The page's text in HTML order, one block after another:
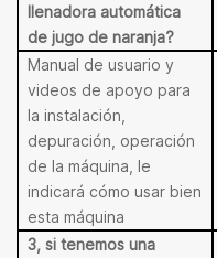
llenadora automática
de jugo de naranja?
Manual de usuario y
videos de apoyo para
la instalación,
depuración, operación
de la máquina, le
indicará cómo usar bien
esta máquina
3, si tenemos una